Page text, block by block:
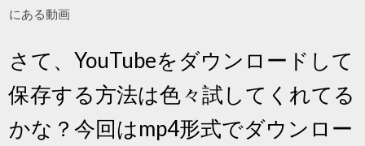
にある動画
さて、YouTubeをダウンロードして
保存する方法は色々試してくれてる
かな？今回はmp4形式でダウンロー